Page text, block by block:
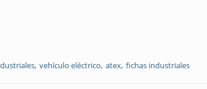
vehículo eléctrico atex fichas industriales